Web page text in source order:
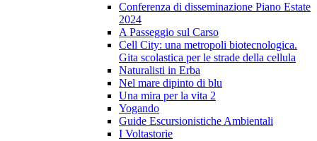
Conferenza di disseminazione Piano Estate
2024
A Passeggio sul Carso
Cell City: una metropoli biotecnologica.
Gita scolastica per le strade della cellula
Naturalisti in Erba
Nel mare dipinto di blu
Una mira per la vita 2
Yogando
Guide Escursionistiche Ambientali
I Voltastorie